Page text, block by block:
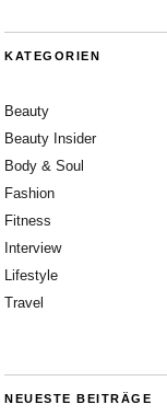
KATEGORIEN
Beauty
Beauty Insider
Body & Soul
Fashion
Fitness
Interview
Lifestyle
Travel
NEUESTE BEITRÄGE